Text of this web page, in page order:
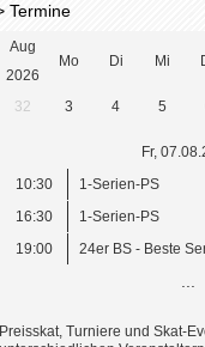
Termine
Aug
2026
Mo Di Mi
32 3 4 5
Fr,
10:30
1-Serien-PS
16:30
1-Serien-PS
19:00
24er BS - Beste
Preisskat, Turniere und Skat-